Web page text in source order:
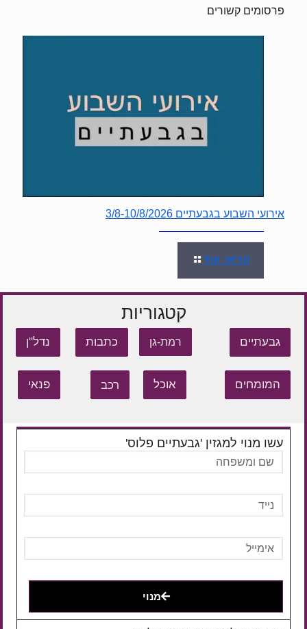
פרסומים קשורים
אירועי השבוע בגבעתיים 3/8-10/8/2026
קראו עוד
קטגוריות
גבעתיים רמת-גן כתבות נדל"ן
המומחים אוכל רכב פנאי
עשו מנוי למגזין 'גבעתיים פלוס'
מנוי